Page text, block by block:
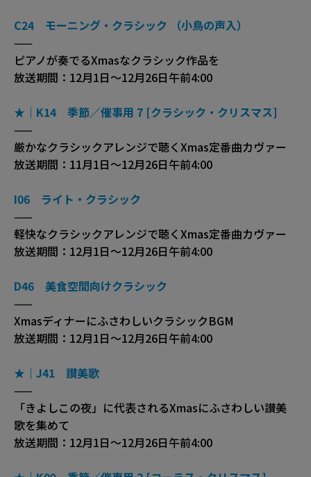
C24 モーニング・クラシック （小鳥の声入）
——
ピアノが奏でるXmasなクラシック作品を
放送期間：12月1日～12月26日午前4:00
★｜K14 季節／催事用 7 [クラシック・クリスマス]
——
厳かなクラシックアレンジで聴くXmas定番曲カヴァー
放送期間：11月1日～12月26日午前4:00
I06 ライト・クラシック
——
軽快なクラシックアレンジで聴くXmas定番曲カヴァー
放送期間：12月1日～12月26日午前4:00
D46 美食空間向けクラシック
——
XmasディナーにふさわしいクラシックBGM
放送期間：12月1日～12月26日午前4:00
★｜J41 讃美歌
——
「きよしこの夜」に代表されるXmasにふさわしい讃美
歌を集めて
放送期間：12月1日～12月26日午前4:00